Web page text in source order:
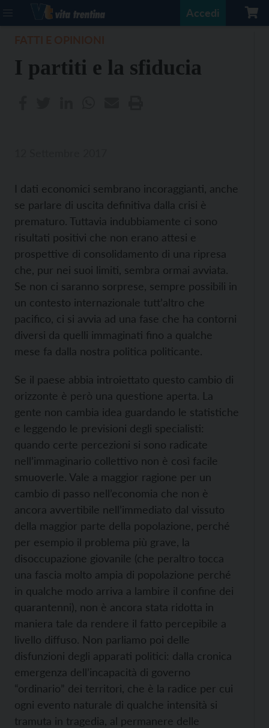
Accedi
I partiti e la sfiducia
I dati economici sembrano incoraggianti, anche
se parlare di uscita definitiva dalla crisi è
prematuro. Tuttavia indubbiamente ci sono
risultati positivi che non erano attesi e
prospettive di consolidamento di una ripresa
che, pur nei suoi limiti, sembra ormai avviata.
Se non ci saranno sorprese, sempre possibili in
un contesto internazionale tutt’altro che
pacifico, ci si avvia ad una fase che ha contorni
diversi da quelli immaginati fino a qualche
mese fa dalla nostra politica politicante.
Se il paese abbia introiettato questo cambio di
orizzonte è però una questione aperta. La
gente non cambia idea guardando le statistiche
e leggendo le previsioni degli specialisti:
quando certe percezioni si sono radicate
nell’immaginario collettivo non è così facile
smuoverle. Vale a maggior ragione per un
cambio di passo nell’economia che non è
ancora avvertibile nell’immediato dal vissuto
della maggior parte della popolazione, perché
per esempio il problema più grave, la
disoccupazione giovanile (che peraltro tocca
una fascia molto ampia di popolazione perché
in qualche modo arriva a lambire il confine dei
quarantenni), non è ancora stata ridotta in
maniera tale da rendere il fatto percepibile a
livello diffuso. Non parliamo poi delle
disfunzioni degli apparati politici: dalla cronica
emergenza dell’incapacità di governo
“ordinario” dei territori, che è la radice per cui
ogni evento naturale di qualche intensità si
tramuta in tragedia, al permanere delle